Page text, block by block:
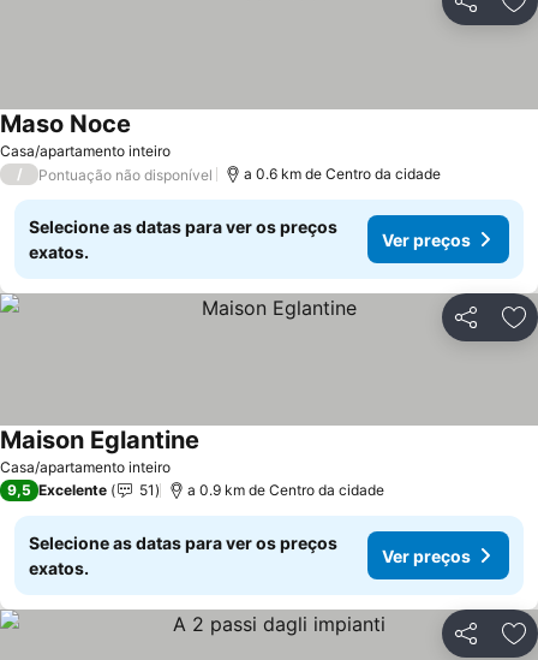
Partilhar
Casa/apartamento inteiro
Maso Noce
/ Pontuação não disponível a 0.6 km de Centro da cidade
Selecione as datas para ver os preços
exatos.
Ver preços
Partilhar
Casa/apartamento inteiro
Maison Eglantine
9,5 Excelente 51 a 0.9 km de Centro da cidade
Selecione as datas para ver os preços
exatos.
Ver preços
Partilhar